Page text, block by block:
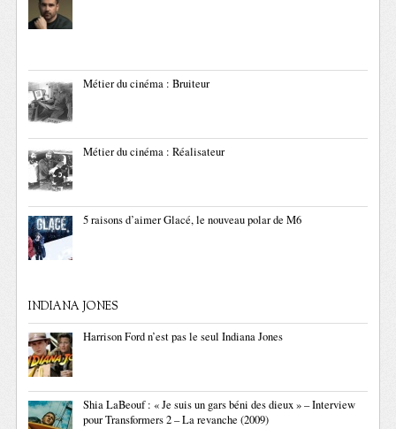
Métier du cinéma : Bruiteur
Métier du cinéma : Réalisateur
5 raisons d’aimer Glacé, le nouveau polar de M6
INDIANA JONES
Harrison Ford n’est pas le seul Indiana Jones
Shia LaBeouf : « Je suis un gars béni des dieux » – Interview
pour Transformers 2 – La revanche (2009)